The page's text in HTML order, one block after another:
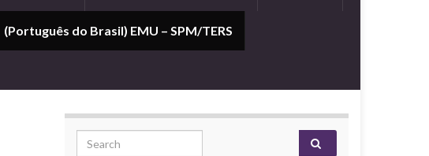
(Português do Brasil) EMU – SPM/TERS
Search for: